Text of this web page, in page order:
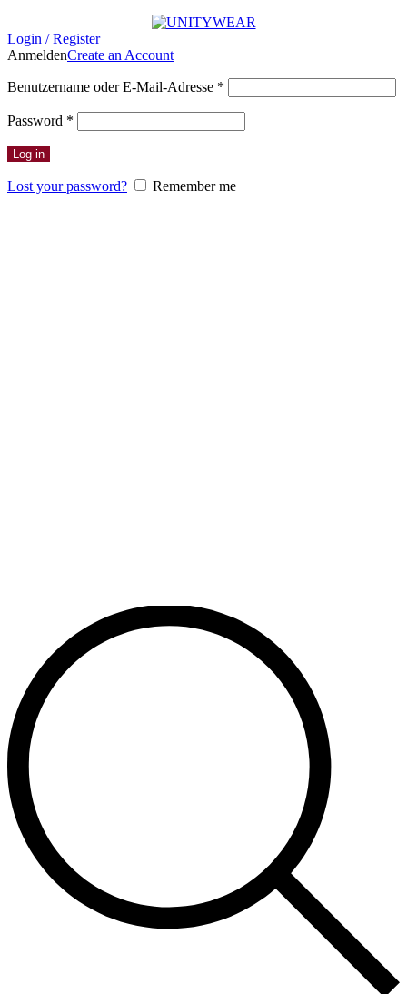
Login / Register
AnmeldenCreate an Account
Benutzername oder E-Mail-Adresse *
Password *
Log in
Lost your password? Remember me